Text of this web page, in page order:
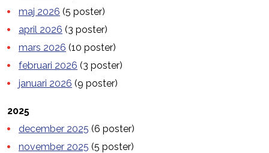
maj 2026 (5 poster)
april 2026 (3 poster)
mars 2026 (10 poster)
februari 2026 (3 poster)
januari 2026 (9 poster)
2025
december 2025 (6 poster)
november 2025 (5 poster)